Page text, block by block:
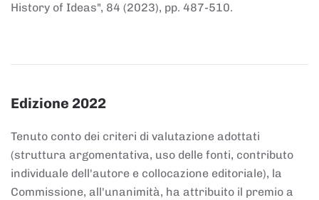
History of Ideas", 84 (2023), pp. 487-510.
Edizione 2022
Tenuto conto dei criteri di valutazione adottati
(struttura argomentativa, uso delle fonti, contributo
individuale dell'autore e collocazione editoriale), la
Commissione, all'unanimità, ha attribuito il premio a